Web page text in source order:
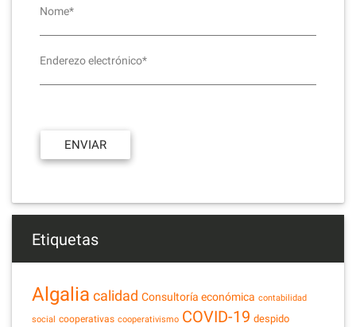
Nome*
Enderezo electrónico*
Etiquetas
Algalia calidad Consultoría económica contabilidad
social cooperativas cooperativismo COVID-19 despido